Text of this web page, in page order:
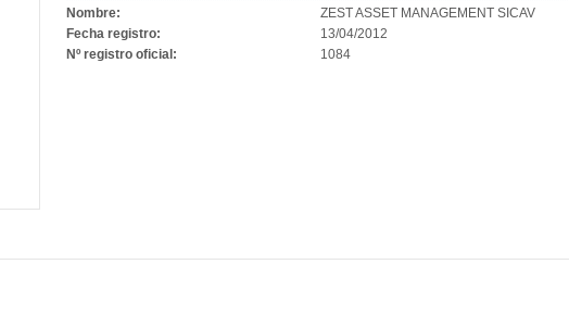
Nombre:
ZEST ASSET MANAGEMENT SICAV
Fecha registro:
13/04/2012
Nº registro oficial:
1084